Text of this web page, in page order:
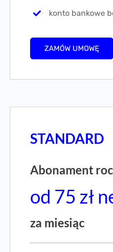
konto bankowe
ZAMÓW UMOWĘ
STANDARD
Abonament
od 75 zł
za miesiąc